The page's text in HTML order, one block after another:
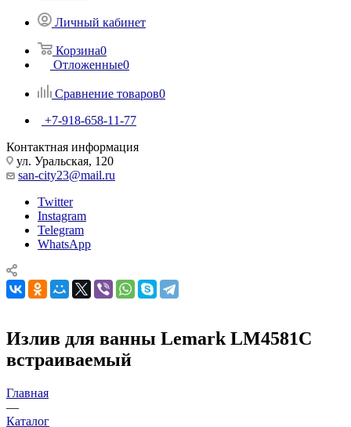
3D Дизайн
Личный кабинет
Корзина0
+7-918-658-11-77
ул. Уральская, 120
san-city23@mail.ru
Twitter
WhatsApp
встраиваемый